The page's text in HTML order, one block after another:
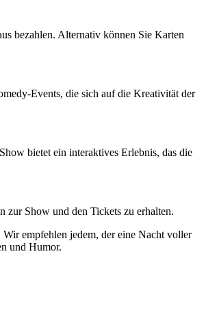
bezahlen. Alternativ können Sie Karten
Events, die sich auf die Kreativität der
bietet ein interaktives Erlebnis, das die
zur Show und den Tickets zu erhalten.
empfehlen jedem, der eine Nacht voller
und Humor.